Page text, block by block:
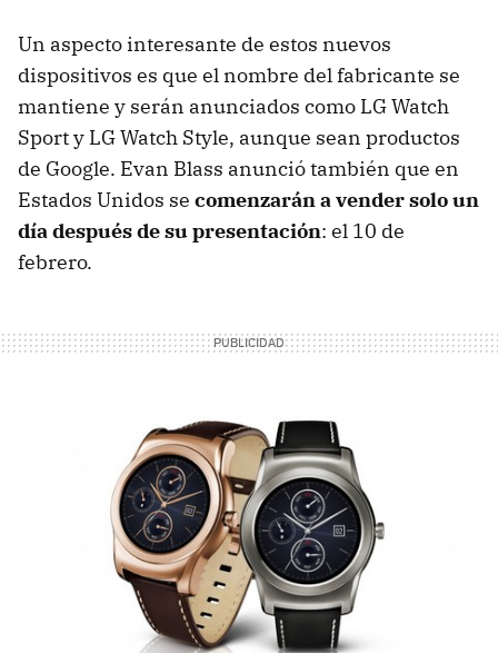
Un aspecto interesante de estos nuevos
dispositivos es que el nombre del fabricante se
mantiene y serán anunciados como LG Watch
Sport y LG Watch Style, aunque sean productos
de Google. Evan Blass anunció también que en
Estados Unidos se comenzarán a vender solo un
día después de su presentación: el 10 de
febrero.